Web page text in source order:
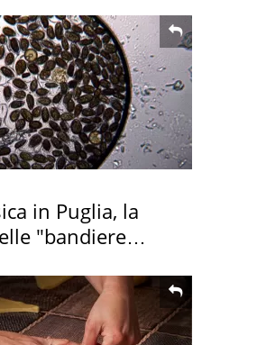
in Puglia, la
"bandiere